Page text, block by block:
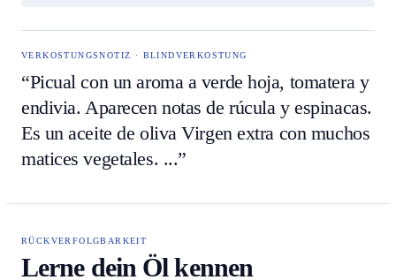
VERKOSTUNGSNOTIZ · BLINDVERKOSTUNG
“Picual con un aroma a verde hoja, tomatera y
endivia. Aparecen notas de rúcula y espinacas.
Es un aceite de oliva Virgen extra con muchos
matices vegetales. ...”
RÜCKVERFOLGBARKEIT
Lerne dein Öl kennen